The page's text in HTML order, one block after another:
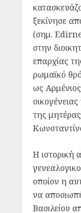
ξεκίνησε
(σημ.
στην
επαρχίας
ρωμαϊκό
ως
της
Η ιστορική
οποίον η
να
Βασιλείου